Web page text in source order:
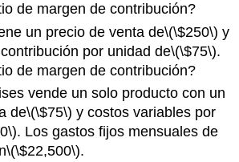
de margen de contribución?
un precio de venta de\(\$250\) y
por unidad de\(\$75\).
de margen de contribución?
vende un solo producto con un
de\(\$75\) y costos variables por
. Los gastos fijos mensuales de
\(\$22,500\).